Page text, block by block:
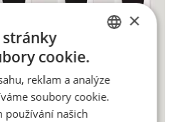
ENGLISH
×
stránky
cookie.
reklam a analýze
soubory cookie.
používání našich